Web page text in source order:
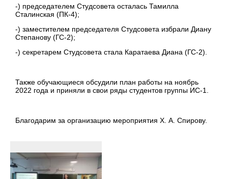
-) председателем Студсовета осталась Тамилла
Сталинская (ПК-4);
-) заместителем председателя Студсовета избрали Диану
Степанову (ГС-2);
-) секретарем Студсовета стала Каратаева Диана (ГС-2).
Также обучающиеся обсудили план работы на ноябрь
2022 года и приняли в свои ряды студентов группы ИС-1.
Благодарим за организацию мероприятия Х. А. Спирову.